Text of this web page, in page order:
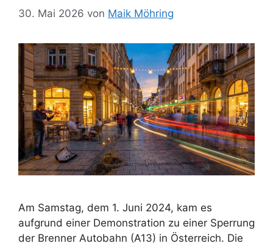
30. Mai 2026 von Maik Möhring
Am Samstag, dem 1. Juni 2024, kam es
aufgrund einer Demonstration zu einer Sperrung
der Brenner Autobahn (A13) in Österreich. Die